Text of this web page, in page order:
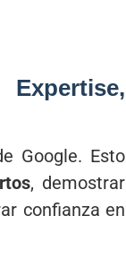
Google. Esto
, demostrar
confianza en